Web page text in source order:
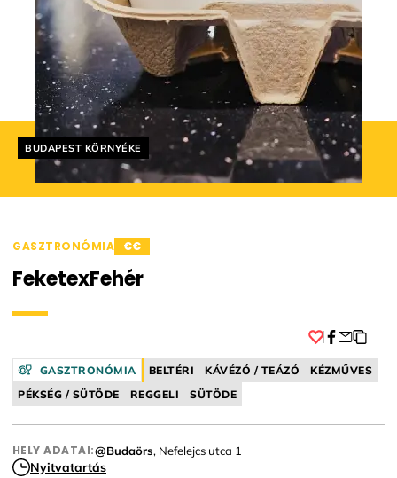
Helyszín címkék:
BUDAPEST KÖRNYÉKE
GASZTRONÓMIA €€
FeketexFehér
GASZTRONÓMIA BELTÉRI KÁVÉZÓ / TEÁZÓ
KÉZMŰVES
PÉKSÉG / SÜTÖDE
REGGELI SÜTÖDE
HELY ADATAI:@Budaörs, Nefelejcs utca 1
Nyitvatartás